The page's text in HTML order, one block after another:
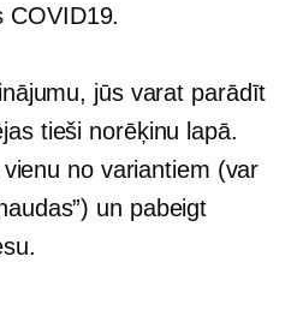
COVID19.
jūs varat parādīt
tieši norēķinu lapā.
no variantiem (var
un pabeigt